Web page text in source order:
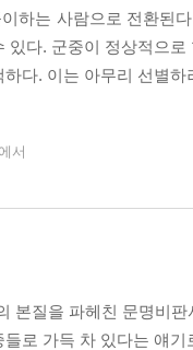
하는 사람으로 전환된
있다. 군중이 정상적으
다. 이는 아무리 선별
서
본질을 파헤친 문명비판
로 가득 차 있다는 얘